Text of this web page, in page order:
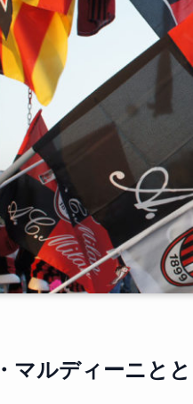
マルディーニと